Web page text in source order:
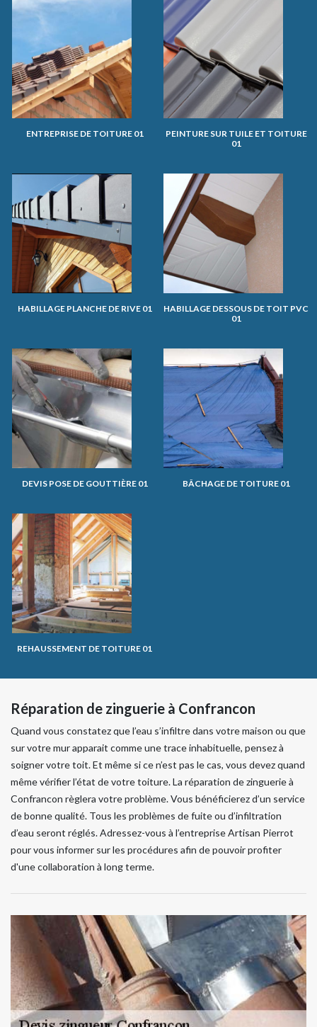
ENTREPRISE DE TOITURE 01
PEINTURE SUR TUILE ET TOITURE
01
HABILLAGE PLANCHE DE RIVE 01
HABILLAGE DESSOUS DE TOIT PVC
01
DEVIS POSE DE GOUTTIÈRE 01 BÂCHAGE DE TOITURE 01
REHAUSSEMENT DE TOITURE 01
Réparation de zinguerie à Confrancon
Quand vous constatez que l’eau s’infiltre dans votre maison ou que
sur votre mur apparait comme une trace inhabituelle, pensez à
soigner votre toit. Et même si ce n’est pas le cas, vous devez quand
même vérifier l’état de votre toiture. La réparation de zinguerie à
Confrancon règlera votre problème. Vous bénéficierez d’un service
de bonne qualité. Tous les problèmes de fuite ou d’infiltration
d’eau seront réglés. Adressez-vous à l’entreprise Artisan Pierrot
pour vous informer sur les procédures afin de pouvoir profiter
d'une collaboration à long terme.